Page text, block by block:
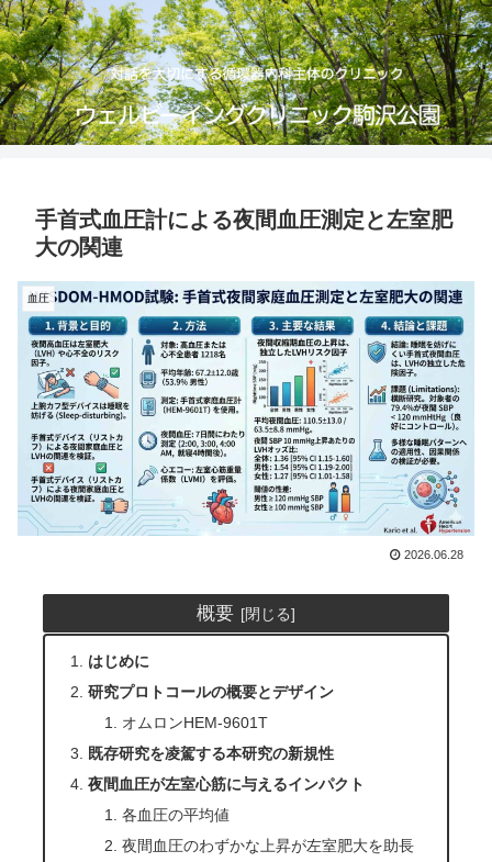
手首式血圧計による夜間血圧測定と左室肥
大の関連
血圧
2026.06.28
概要
はじめに
研究プロトコールの概要とデザイン
オムロンHEM-9601T
既存研究を凌駕する本研究の新規性
夜間血圧が左室心筋に与えるインパクト
各血圧の平均値
夜間血圧のわずかな上昇が左室肥大を助長